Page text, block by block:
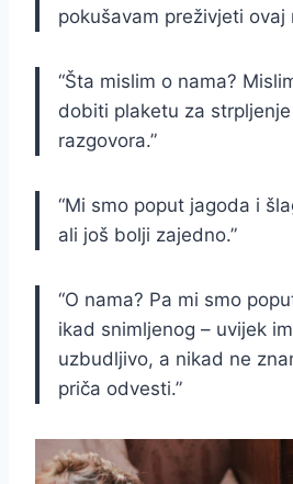
pokušavam preživjeti ovaj
“Šta mislim o nama?
dobiti plaketu za
razgovora.”
“Mi smo poput jagoda i
ali još bolji zajedno.”
“O nama? Pa mi smo
ikad snimljenog – uvijek
uzbudljivo, a nikad ne
priča odvesti.”